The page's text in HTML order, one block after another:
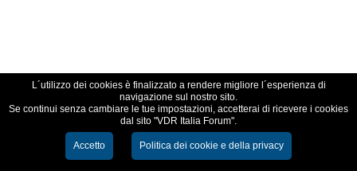
L´utilizzo dei cookies è finalizzato a rendere migliore l´esperienza di
navigazione sul nostro sito.
Se continui senza cambiare le tue impostazioni, accetterai di ricevere i cookies
dal sito "VDR Italia Forum".
Accetto Politica dei cookie e della privacy